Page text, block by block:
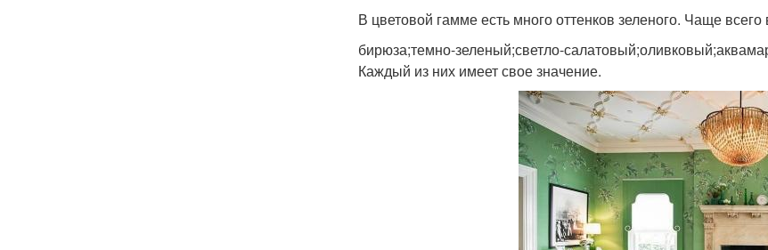
В цветовой гамме есть много оттенков зеленого. Чаще всего
бирюза;темно-зеленый;светло-
Каждый из них имеет свое значение.